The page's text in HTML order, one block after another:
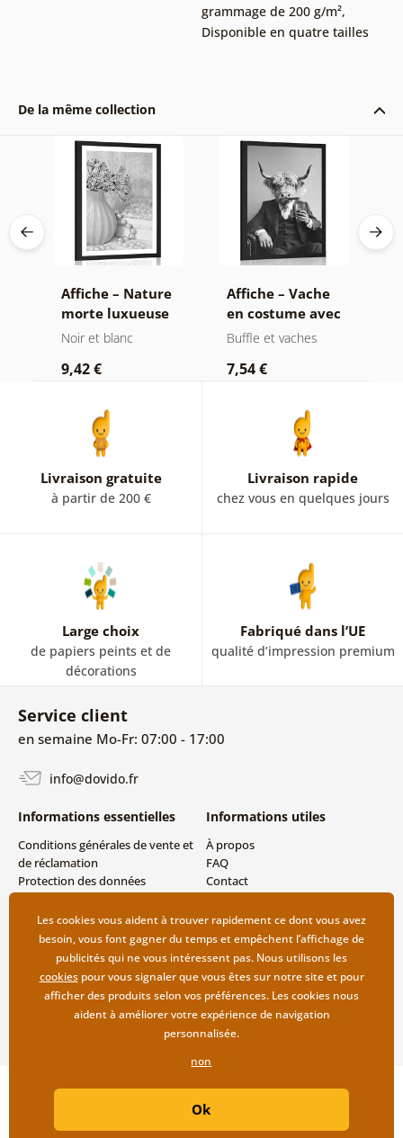
grammage de 200 g/m²,
Disponible en quatre tailles
De la même collection
Affiche – Nature
morte luxueuse
en noir et blanc
Noir et blanc
9,42 €
Affiche – Vache
en costume avec
cigare et whisky
Buffle et vaches
7,54 €
Livraison gratuite
à partir de 200 €
Livraison rapide
chez vous en quelques jours
Large choix
de papiers peints et de
décorations
Fabriqué dans l’UE
qualité d’impression premium
Service client
en semaine Mo-Fr: 07:00 - 17:00
info@dovido.fr
Informations essentielles
Conditions générales de vente et
de réclamation
Protection des données
Modes de livraison et de
paiement
Retour des produits
Informations utiles
À propos
FAQ
Contact
Copyright ©2019 © Dovido.fr.
| Boutique en ligne créée par
Les cookies vous aident à trouver rapidement ce dont vous avez
besoin, vous font gagner du temps et empêchent l’affichage de
publicités qui ne vous intéressent pas. Nous utilisons les
cookiespour vous signaler que vous êtes sur notre site et pour
afficher des produits selon vos préférences. Les cookies nous
aident à améliorer votre expérience de navigation
personnalisée.
non
Ok